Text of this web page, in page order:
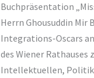
Buchpräsentation
Herrn Ghousuddin Mir
Integrations-Oscars
des Wiener
Intellektuellen,